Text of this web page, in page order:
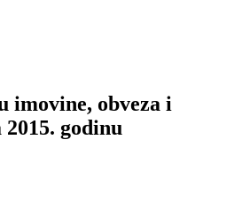
imovine, obveza i
godinu